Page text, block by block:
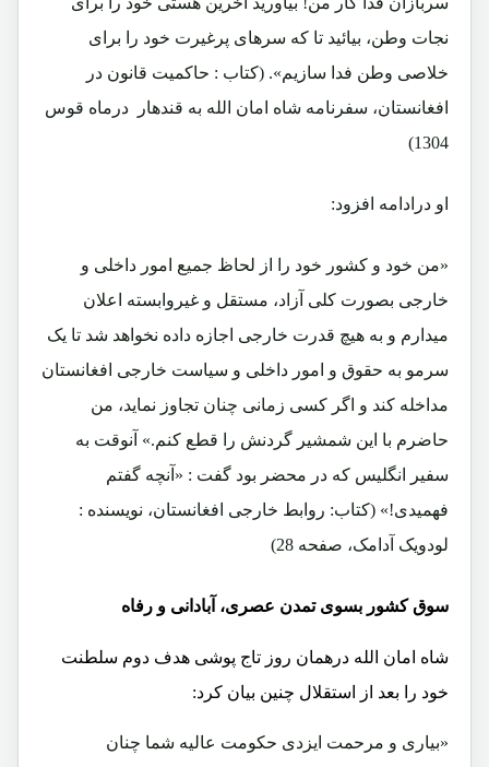
نجات وطن، بیائید تا که سرهای پرغیرت خود را برای
خلاصی وطن فدا سازیم». (کتاب : حاکمیت قانون در
افغانستان، سفرنامه شاه امان الله به قندهار درماه قوس
1304)
او درادامه افزود:
«من خود و کشور خود را از لحاظ جمیع امور داخلی و
خارجی بصورت کلی آزاد، مستقل و غیروابسته اعلان
میدارم و به هیچ قدرت خارجی اجازه داده نخواهد شد تا یک
سرمو به حقوق و امور داخلی و سیاست خارجی افغانستان
مداخله کند و اگر کسی زمانی چنان تجاوز نماید، من
حاضرم با این شمشیر گردنش را قطع کنم.» آنوقت به
سفیر انگلیس که در محضر بود گفت : «آنچه گفتم
فهمیدی!» (کتاب: روابط خارجی افغانستان، نویسنده :
لودویک آدامک، صفحه 28)
سوق کشور بسوی تمدن عصری، آبادانی و رفاه
شاه امان الله درهمان روز تاج پوشی هدف دوم سلطنت
خود را بعد از استقلال چنین بیان کرد:
«بیاری و مرحمت ایزدی حکومت عالیه شما چنان